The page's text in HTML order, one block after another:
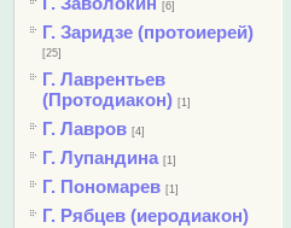
[6]
Г. Заридзе (протоиерей)
[25]
Г. Лаврентьев
(Протодиакон) [1]
Г. Лавров [4]
Г. Лупандина [1]
Г. Пономарев [1]
Г. Рябцев (иеродиакон)